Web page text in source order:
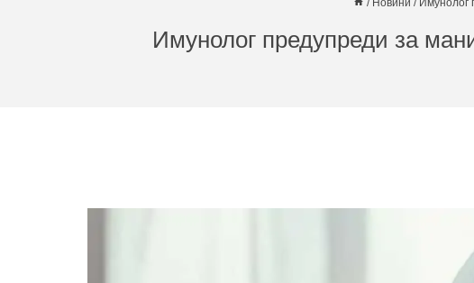
/ Новини / Имунолог
Имунолог предупреди за